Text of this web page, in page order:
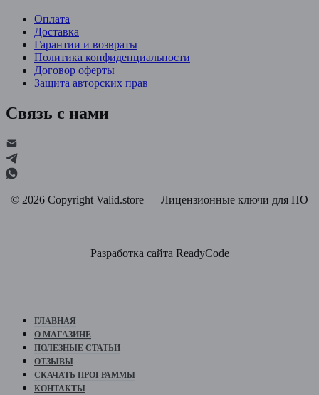
Оплата
Доставка
Гарантии и возвраты
Политика конфиденциальности
Договор оферты
Защита авторских прав
Связь с нами
© 2026 Copyright Valid.store — Лицензионные ключи для ПО
Разработка сайта ReadyCode
ГЛАВНАЯ
О МАГАЗИНЕ
ПОЛЕЗНЫЕ СТАТЬИ
ОТЗЫВЫ
СКАЧАТЬ ПРОГРАММЫ
КОНТАКТЫ